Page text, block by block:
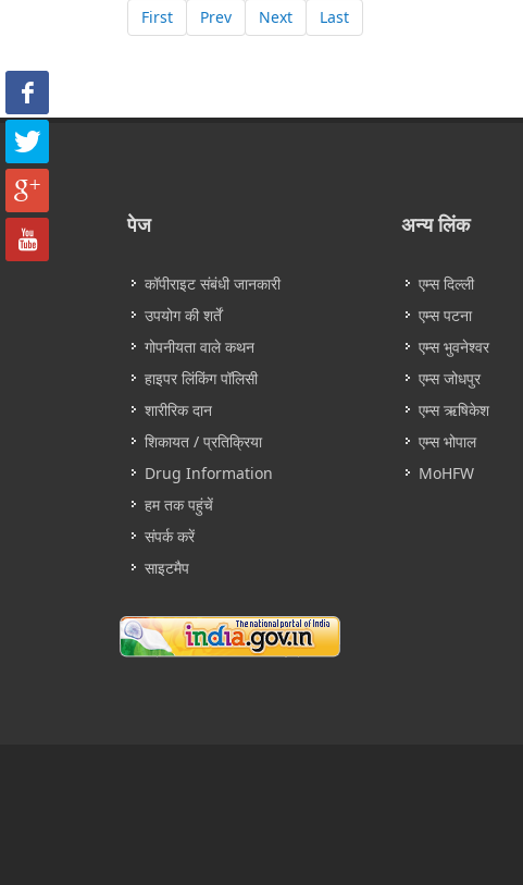
First Prev Next Last
पेज
कॉपीराइट संबंधी जानकारी
उपयोग की शर्तें
गोपनीयता वाले कथन
हाइपर लिंकिंग पॉलिसी
शारीरिक दान
शिकायत / प्रतिक्रिया
Drug Information
हम तक पहुंचें
संपर्क करें
साइटमैप
अन्य लिंक
एम्स दिल्ली
एम्स पटना
एम्स भुवनेश्वर
एम्स जोधपुर
एम्स ऋषिकेश
एम्स भोपाल
MoHFW